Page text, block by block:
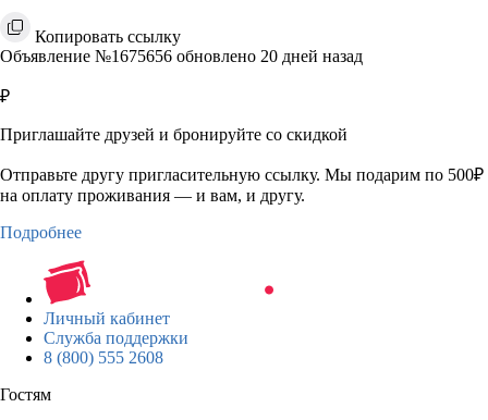
Копировать ссылку
Объявление №1675656 обновлено 20 дней назад
₽
Приглашайте друзей и бронируйте со скидкой
Отправьте другу пригласительную ссылку. Мы подарим по 500₽
на оплату проживания — и вам, и другу.
Подробнее
Личный кабинет
Служба поддержки
8 (800) 555 2608
Гостям